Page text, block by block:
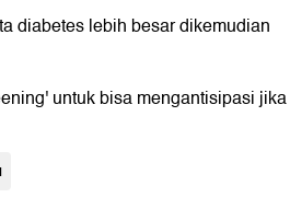
diabetes lebih besar dikemudian
untuk bisa mengantisipasi jika